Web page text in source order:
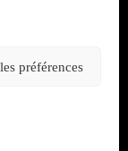
préférences